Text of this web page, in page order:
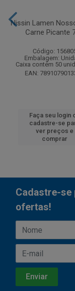
Nissin Lamen
Carne Picante
Código:
Embalagem:
Caixa contém 50
EAN:
Faça seu login
cadastre-se
ver preços e
comprar
Cadastre-se
ofertas!